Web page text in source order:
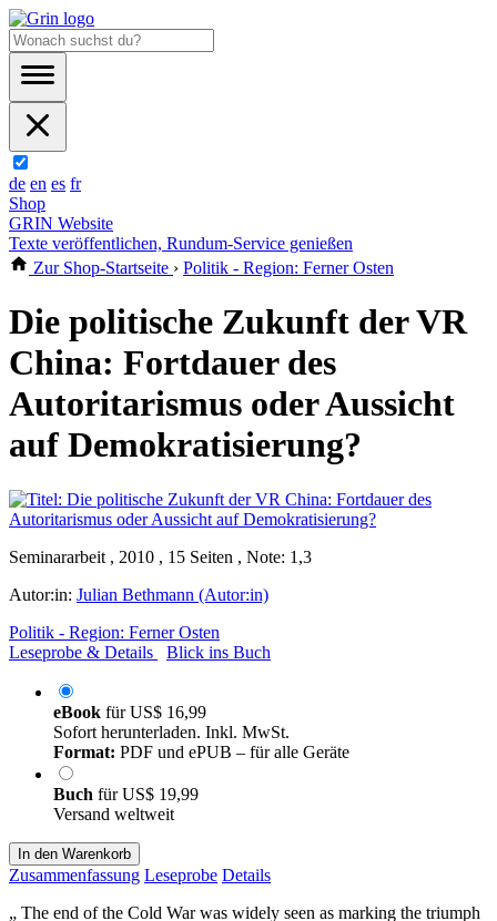
de en es fr
Shop
GRIN Website
Texte veröffentlichen, Rundum-Service genießen
Zur Shop-Startseite › Politik - Region: Ferner Osten
Die politische Zukunft der VR
China: Fortdauer des
Autoritarismus oder Aussicht
auf Demokratisierung?
Seminararbeit , 2010 , 15 Seiten , Note: 1,3
Autor:in: Julian Bethmann (Autor:in)
Politik - Region: Ferner Osten
Leseprobe & Details
Blick ins Buch
eBook fürUS$ 16,99
Sofort herunterladen. Inkl. MwSt.
Format: PDF und ePUB – für alle Geräte
Buch fürUS$ 19,99
Versand weltweit
In den Warenkorb
Zusammenfassung Leseprobe Details
„ The end of the Cold War was widely seen as marking the triumph